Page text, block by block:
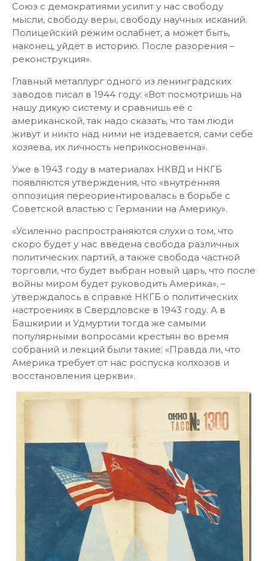
Союз с демократиями усилит у нас свободу
мысли, свободу веры, свободу научных исканий.
Полицейский режим ослабнет, а может быть,
наконец, уйдёт в историю. После разорения –
реконструкция».
Главный металлург одного из ленинградских
заводов писал в 1944 году: «Вот посмотришь на
нашу дикую систему и сравнишь её с
американской, так надо сказать, что там люди
живут и никто над ними не издевается, сами себе
хозяева, их личность неприкосновенна».
Уже в 1943 году в материалах НКВД и НКГБ
появляются утверждения, что «внутренняя
оппозиция переориентировалась в борьбе с
Советской властью с Германии на Америку».
«Усиленно распространяются слухи о том, что
скоро будет у нас введена свобода различных
политических партий, а также свобода частной
торговли, что будет выбран новый царь, что после
войны миром будет руководить Америка», –
утверждалось в справке НКГБ о политических
настроениях в Свердловске в 1943 году. А в
Башкирии и Удмуртии тогда же самыми
популярными вопросами крестьян во время
собраний и лекций были такие: «Правда ли, что
Америка требует от нас роспуска колхозов и
восстановления церкви».